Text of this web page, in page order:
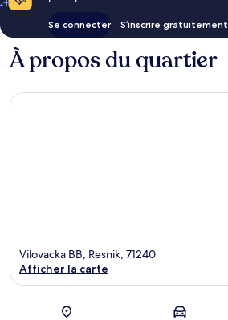
Se connecter S’inscrire gratuitement
À propos du quartier
Carte
Vilovacka BB, Resnik, 71240
Afficher la carte